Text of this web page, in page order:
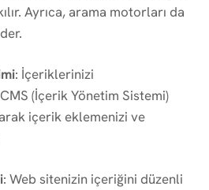
Ayrıca, arama motorları da
: İçeriklerinizi
(İçerik Yönetim Sistemi)
içerik eklemenizi ve
: Web sitenizin içeriğini düzenli